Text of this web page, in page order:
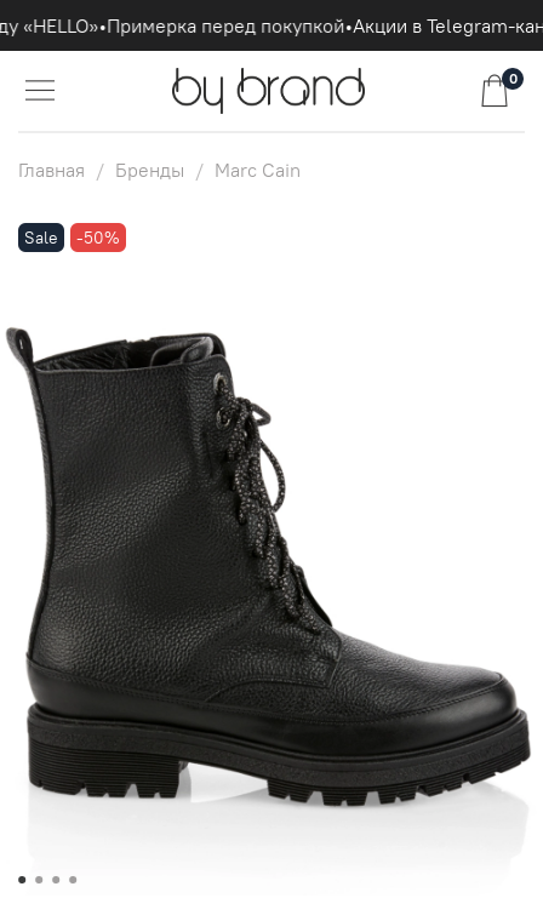
«HELLO»•Примерка перед покупкой•Акции в Telegram-
0
Главная Бренды Marc Cain
Sale -50%